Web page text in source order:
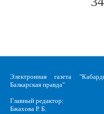
Электронная газета
Балкарская правда"
Главный редактор:
Бжахова Р. Б.